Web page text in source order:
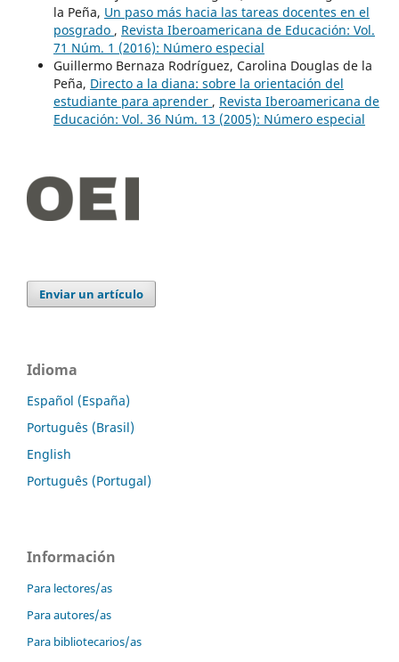
la Peña, Un paso más hacia las tareas docentes en el
posgrado , Revista Iberoamericana de Educación: Vol.
71 Núm. 1 (2016): Número especial
Guillermo Bernaza Rodríguez, Carolina Douglas de la
Peña, Directo a la diana: sobre la orientación del
estudiante para aprender , Revista Iberoamericana de
Educación: Vol. 36 Núm. 13 (2005): Número especial
Enviar un artículo
Idioma
Español (España)
Português (Brasil)
English
Português (Portugal)
Información
Para lectores/as
Para autores/as
Para bibliotecarios/as